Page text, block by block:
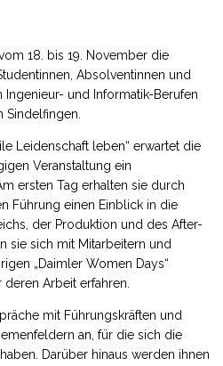
18. bis 19. November die
Absolventinnen und
Ingenieur- und Informatik-Berufen
Sindelfingen.
Leidenschaft leben“ erwartet die
Veranstaltung ein
ersten Tag erhalten sie durch
Führung einen Einblick in die
der Produktion und des After-
sie sich mit Mitarbeitern und
„Daimler Women Days“
Arbeit erfahren.
mit Führungskräften und
an, für die sich die
Darüber hinaus werden ihnen